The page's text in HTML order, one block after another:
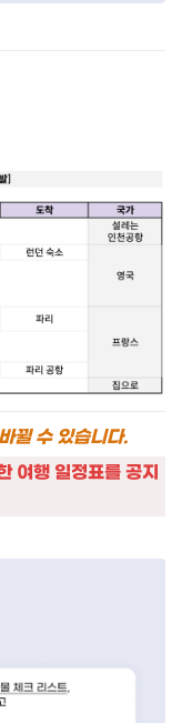
뀔 수 있습니다.
여행 일정표를 공지